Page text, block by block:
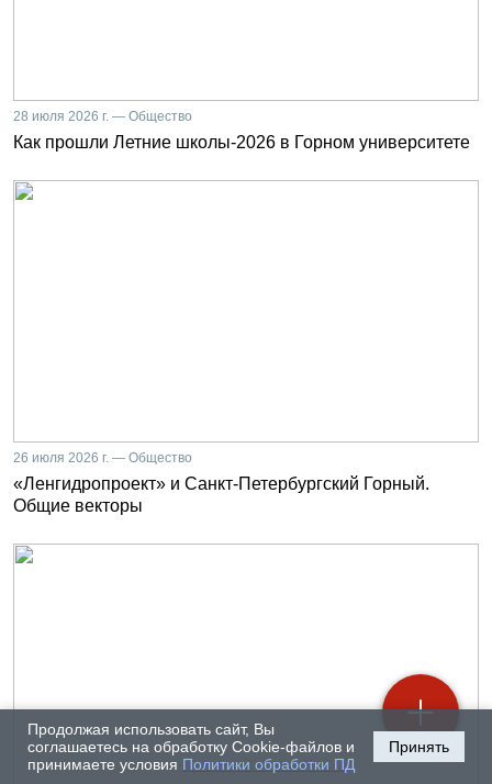
Продолжая использовать сайт, Вы
соглашаетесь на обработку Cookie-файлов и
принимаете условия Политики обработки ПД
Принять
28 июля 2026 г. — Общество
Как прошли Летние школы-2026 в Горном университете
26 июля 2026 г. — Общество
«Ленгидропроект» и Санкт-Петербургский Горный.
Общие векторы